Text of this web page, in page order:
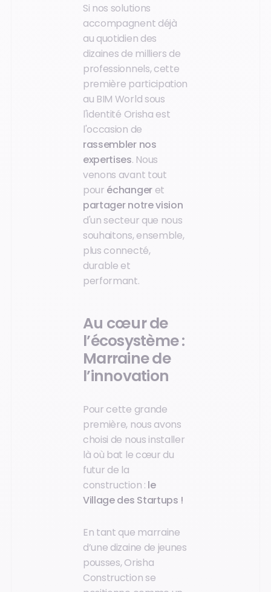
Si nos solutions
accompagnent déjà
au quotidien des
dizaines de milliers de
professionnels, cette
première participation
au BIM World sous
l'identité Orisha est
l'occasion de
rassembler nos
expertises. Nous
venons avant tout
pour échanger et
partager notre vision
d'un secteur que nous
souhaitons, ensemble,
plus connecté,
durable et
performant.
Au cœur de
l’écosystème :
Marraine de
l’innovation
Pour cette grande
première, nous avons
choisi de nous installer
là où bat le cœur du
futur de la
construction : le
Village des Startups !
En tant que marraine
d’une dizaine de jeunes
pousses, Orisha
Construction se